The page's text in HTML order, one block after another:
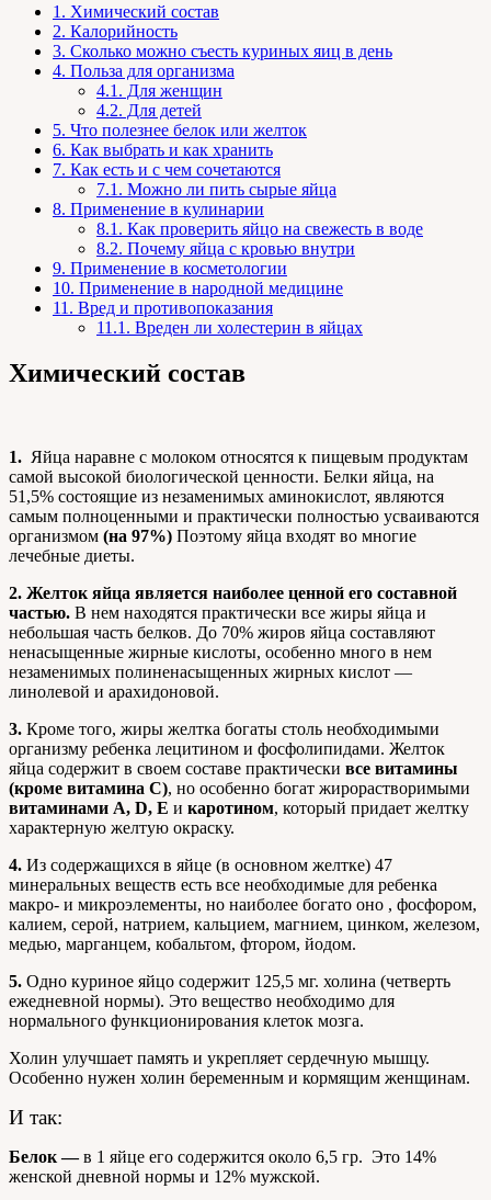
1. Химический состав
2. Калорийность
3. Сколько можно съесть куриных яиц в день
4. Польза для организма
4.1. Для женщин
4.2. Для детей
5. Что полезнее белок или желток
6. Как выбрать и как хранить
7. Как есть и с чем сочетаются
7.1. Можно ли пить сырые яйца
8. Применение в кулинарии
8.1. Как проверить яйцо на свежесть в воде
8.2. Почему яйца с кровью внутри
9. Применение в косметологии
10. Применение в народной медицине
11. Вред и противопоказания
11.1. Вреден ли холестерин в яйцах
Химический состав
1. Яйца наравне с молоком относятся к пищевым продуктам
самой высокой биологической ценности. Белки яйца, на
51,5% состоящие из незаменимых аминокислот, являются
самым полноценными и практически полностью усваиваются
организмом (на 97%) Поэтому яйца входят во многие
лечебные диеты.
2. Желток яйца является наиболее ценной его составной
частью. В нем находятся практически все жиры яйца и
небольшая часть белков. До 70% жиров яйца составляют
ненасыщенные жирные кислоты, особенно много в нем
незаменимых полиненасыщенных жирных кислот —
линолевой и арахидоновой.
3. Кроме того, жиры желтка богаты столь необходимыми
организму ребенка лецитином и фосфолипидами. Желток
яйца содержит в своем составе практически все витамины
(кроме витамина С), но особенно богат жирорастворимыми
витаминами А, D, Е и каротином, который придает желтку
характерную желтую окраску.
4. Из содержащихся в яйце (в основном желтке) 47
минеральных веществ есть все необходимые для ребенка
макро- и микроэлементы, но наиболее богато оно , фосфором,
калием, серой, натрием, кальцием, магнием, цинком, железом,
медью, марганцем, кобальтом, фтором, йодом.
5. Одно куриное яйцо содержит 125,5 мг. холина (четверть
ежедневной нормы). Это вещество необходимо для
нормального функционирования клеток мозга.
Холин улучшает память и укрепляет сердечную мышцу.
Особенно нужен холин беременным и кормящим женщинам.
И так:
Белок —в 1 яйце его содержится около 6,5 гр. Это 14%
женской дневной нормы и 12% мужской.